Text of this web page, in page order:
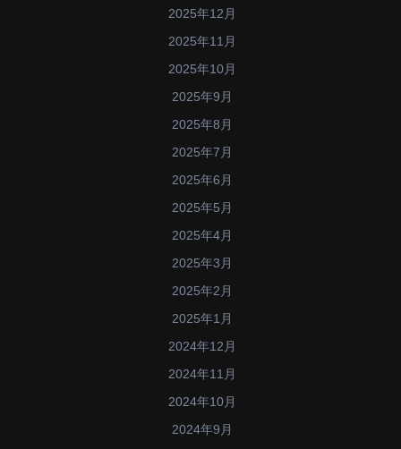
2025年12月
2025年11月
2025年10月
2025年9月
2025年8月
2025年7月
2025年6月
2025年5月
2025年4月
2025年3月
2025年2月
2025年1月
2024年12月
2024年11月
2024年10月
2024年9月